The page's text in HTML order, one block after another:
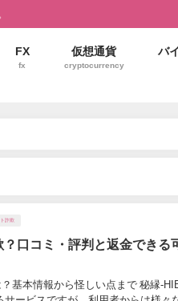
FX
fx
仮想通貨
cryptocurrency
バ
詐欺
口コミ・評判と返金できる
基本情報から怪しい点まで 秘縁-